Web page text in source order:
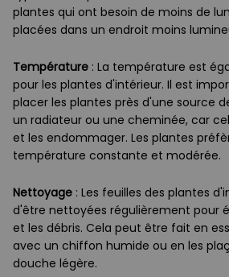
plantes qui ont besoin de moins de
placées dans un endroit moins
Température : La température est
pour les plantes d'intérieur. Il est
placer les plantes près d'une source
un radiateur ou une cheminée, car
et les endommager. Les plantes
température constante et modérée.
Nettoyage : Les feuilles des plantes
d'être nettoyées régulièrement pour
et les débris. Cela peut être fait en
avec un chiffon humide ou en les
douche légère.